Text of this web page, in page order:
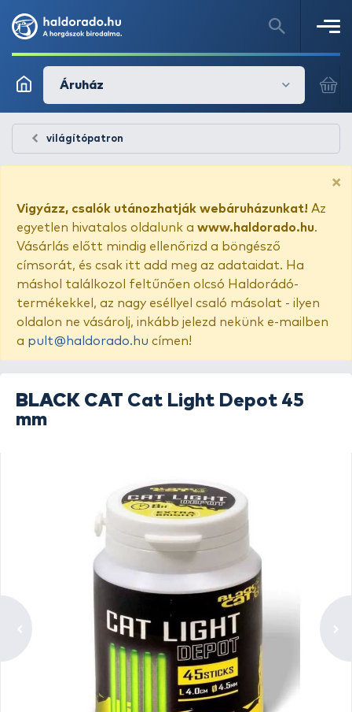
Áruház
világítópatron
×
Vigyázz, csalók utánozhatják webáruházunkat! Az
egyetlen hivatalos oldalunk a www.haldorado.hu.
Vásárlás előtt mindig ellenőrizd a böngésző
címsorát, és csak itt add meg az adataidat. Ha
máshol találkozol feltűnően olcsó Haldorádó-
termékekkel, az nagy eséllyel csaló másolat - ilyen
oldalon ne vásárolj, inkább jelezd nekünk e-mailben
a pult@haldorado.hu címen!
BLACK CAT Cat Light Depot 45
mm